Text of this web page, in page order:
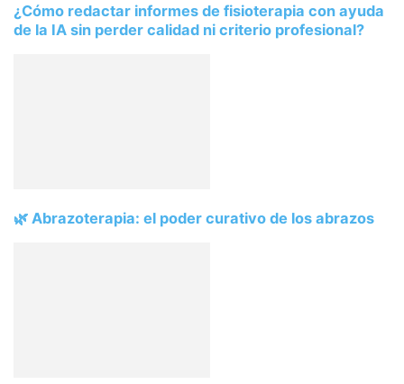
¿Cómo redactar informes de fisioterapia con ayuda
de la IA sin perder calidad ni criterio profesional?
🌿 Abrazoterapia: el poder curativo de los abrazos